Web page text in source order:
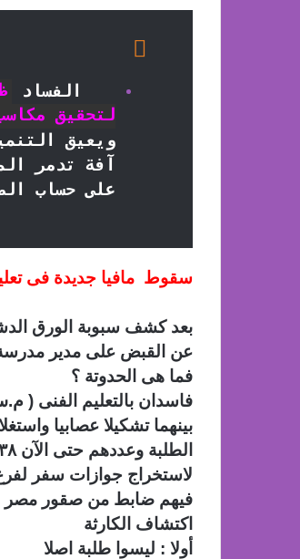
الفساد
لتحقيق
ويعيق
آفة تدمر
على حساب
سقوط مافيا جديدة فى
بعد كشف سبوبة الورق
عن القبض على مدير مدرسة صنايع ٥ سنوات لتزوير
فما هى الحدوتة ؟
فاسدان بالتعليم الفنى (
بينهما تشكيلا عصابيا
لاستخراج جوازات سفر لفرع
فيهم ضابط من صقور مصر
اكتشاف الكارثة
أولا : ليسوا طلبة اصلا